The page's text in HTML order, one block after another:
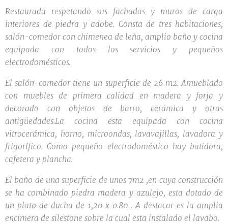
Restaurada respetando sus fachadas y muros de carga
interiores de piedra y adobe. Consta de tres habitaciones,
salón-comedor con chimenea de leña, amplio baño y cocina
equipada con todos los servicios y pequeños
electrodomésticos.
El salón-comedor tiene un superficie de 26 m2. Amueblado
con muebles de primera calidad en madera y forja y
decorado con objetos de barro, cerámica y otras
antigüedades.La cocina esta equipada con cocina
vitrocerámica, horno, microondas, lavavajillas, lavadora y
frigorífico. Como pequeño electrodoméstico hay batidora,
cafetera y plancha.
El baño de una superficie de unos 7m2 ,en cuya construcción
se ha combinado piedra madera y azulejo, esta dotado de
un plato de ducha de 1,20 x 0.80 . A destacar es la amplia
encimera de silestone sobre la cual esta instalado el lavabo.